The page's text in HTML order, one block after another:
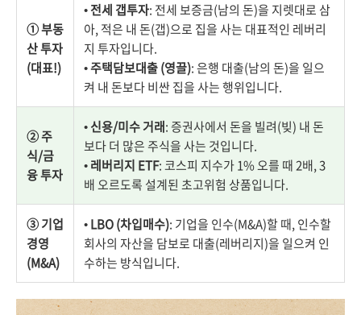
① 부동
산 투자
(대표!)
•전세 갭투자: 전세 보증금(남의 돈)을 지렛대로 삼
아, 적은 내 돈(갭)으로 집을 사는 대표적인 레버리
지 투자입니다.
•주택담보대출 (영끌): 은행 대출(남의 돈)을 일으
켜 내 돈보다 비싼 집을 사는 행위입니다.
② 주
식/금
융 투자
•신용/미수 거래: 증권사에서 돈을 빌려(빚) 내 돈
보다 더 많은 주식을 사는 것입니다.
•레버리지 ETF: 코스피 지수가 1% 오를 때 2배, 3
배 오르도록 설계된 초고위험 상품입니다.
③ 기업
경영
(M&A)
•LBO (차입매수): 기업을 인수(M&A)할 때, 인수할
회사의 자산을 담보로 대출(레버리지)을 일으켜 인
수하는 방식입니다.